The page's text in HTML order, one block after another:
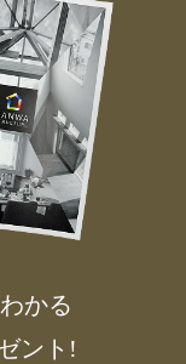
かる
ント!